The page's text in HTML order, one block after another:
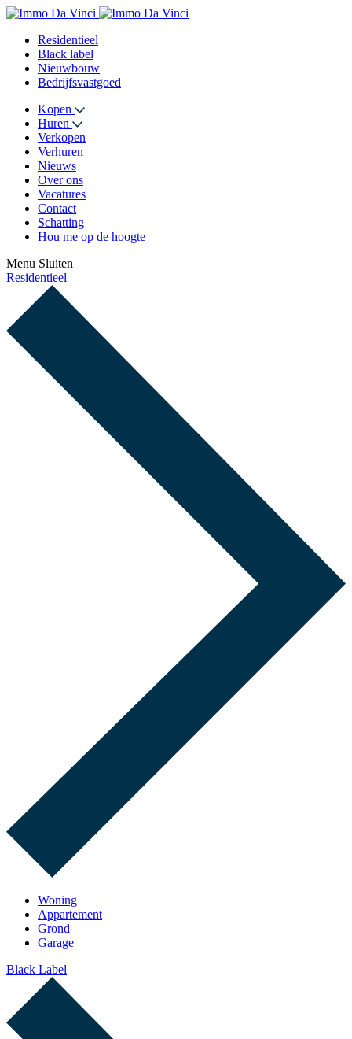
Residentieel
Black label
Nieuwbouw
Bedrijfsvastgoed
Kopen
Huren
Verkopen
Verhuren
Nieuws
Over ons
Vacatures
Contact
Schatting
Hou me op de hoogte
Menu Sluiten
Residentieel
Woning
Appartement
Grond
Garage
Black Label